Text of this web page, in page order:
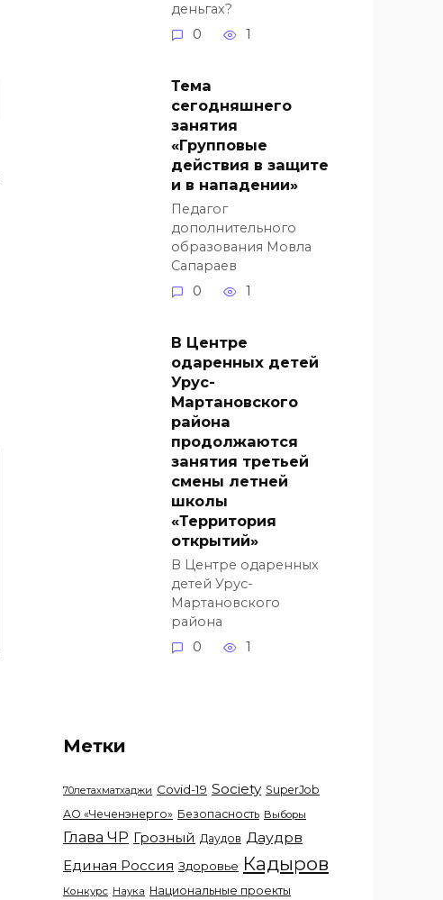
деньгах?
0
1
Тема
сегодняшнего
занятия
«Групповые
действия в защите
и в нападении»
Педагог
дополнительного
образования Мовла
Сапараев
0
1
В Центре
одаренных детей
Урус-
Мартановского
района
продолжаются
занятия третьей
смены летней
школы
«Территория
открытий»
В Центре одаренных
детей Урус-
Мартановского
района
0
1
Метки
70летахматхаджи Covid-19 Society SuperJob
АО «Чеченэнерго» Безопасность Выборы
Глава ЧР Грозный Даудов Даудрв
Единая Россия Здоровье Кадыров
Конкурс Наука Национальные проекты